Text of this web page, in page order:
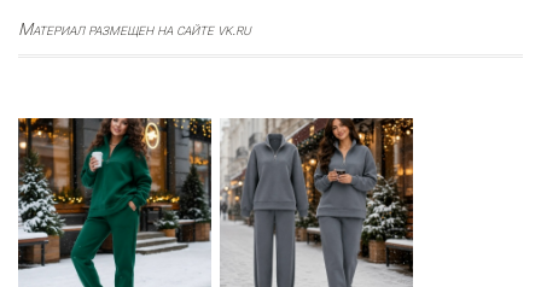
Материал размещен на сайте vk.ru